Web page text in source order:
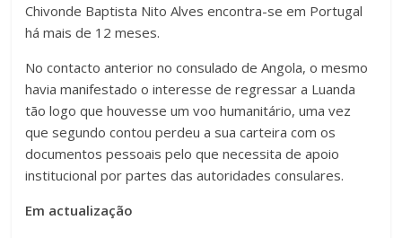
Chivonde Baptista Nito Alves encontra-se em Portugal
há mais de 12 meses.
No contacto anterior no consulado de Angola, o mesmo
havia manifestado o interesse de regressar a Luanda
tão logo que houvesse um voo humanitário, uma vez
que segundo contou perdeu a sua carteira com os
documentos pessoais pelo que necessita de apoio
institucional por partes das autoridades consulares.
Em actualização